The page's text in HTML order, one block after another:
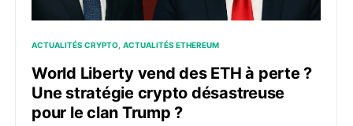
ACTUALITÉS CRYPTO ACTUALITÉS ETHEREUM
World Liberty vend des ETH à perte ?
Une stratégie crypto désastreuse
pour le clan Trump ?